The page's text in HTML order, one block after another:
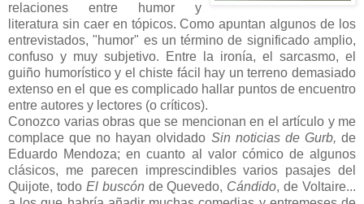
relaciones entre humor y
literatura sin caer en tópicos. Como apuntan algunos de los
entrevistados, "humor" es un término de significado amplio,
confuso y muy subjetivo. Entre la ironía, el sarcasmo, el
guiño humorístico y el chiste fácil hay un terreno demasiado
extenso en el que es complicado hallar puntos de encuentro
entre autores y lectores (o críticos).
Conozco varias obras que se mencionan en el artículo y me
complace que no hayan olvidado Sin noticias de Gurb, de
Eduardo Mendoza; en cuanto al valor cómico de algunos
clásicos, me parecen imprescindibles varios pasajes del
Quijote, todo El buscón de Quevedo, Cándido, de Voltaire...